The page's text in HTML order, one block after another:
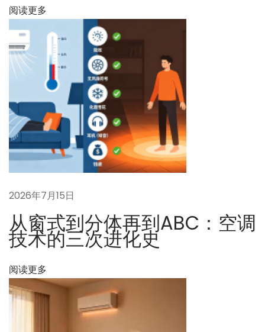
全
记
录
下
一
文
章
：
A
空
调
多
久
要
清
洗
一
？
滤
阅读更多
2026年7月15日
从窗式到分体再到ABC：空调
技术的三次进化史
阅读更多